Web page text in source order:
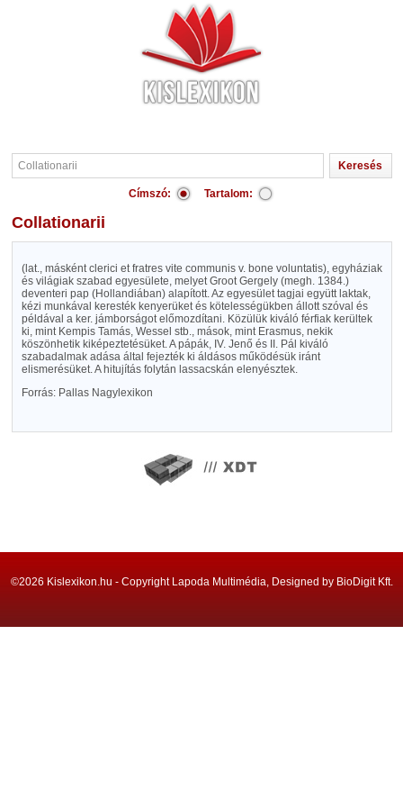
Címszó: Tartalom:
Collationarii
(lat., másként clerici et fratres vite communis v. bone voluntatis), egyháziak
és világiak szabad egyesülete, melyet Groot Gergely (megh. 1384.)
deventeri pap (Hollandiában) alapított. Az egyesület tagjai együtt laktak,
kézi munkával keresték kenyerüket és kötelességükben állott szóval és
példával a ker. jámborságot előmozdítani. Közülük kiváló férfiak kerültek
ki, mint Kempis Tamás, Wessel stb., mások, mint Erasmus, nekik
köszönhetik kiképeztetésüket. A pápák, IV. Jenő és II. Pál kiváló
szabadalmak adása által fejezték ki áldásos működésük iránt
elismerésüket. A hitujítás folytán lassacskán elenyésztek.
Forrás: Pallas Nagylexikon
©2026 Kislexikon.hu - Copyright Lapoda Multimédia, Designed by BioDigit Kft.